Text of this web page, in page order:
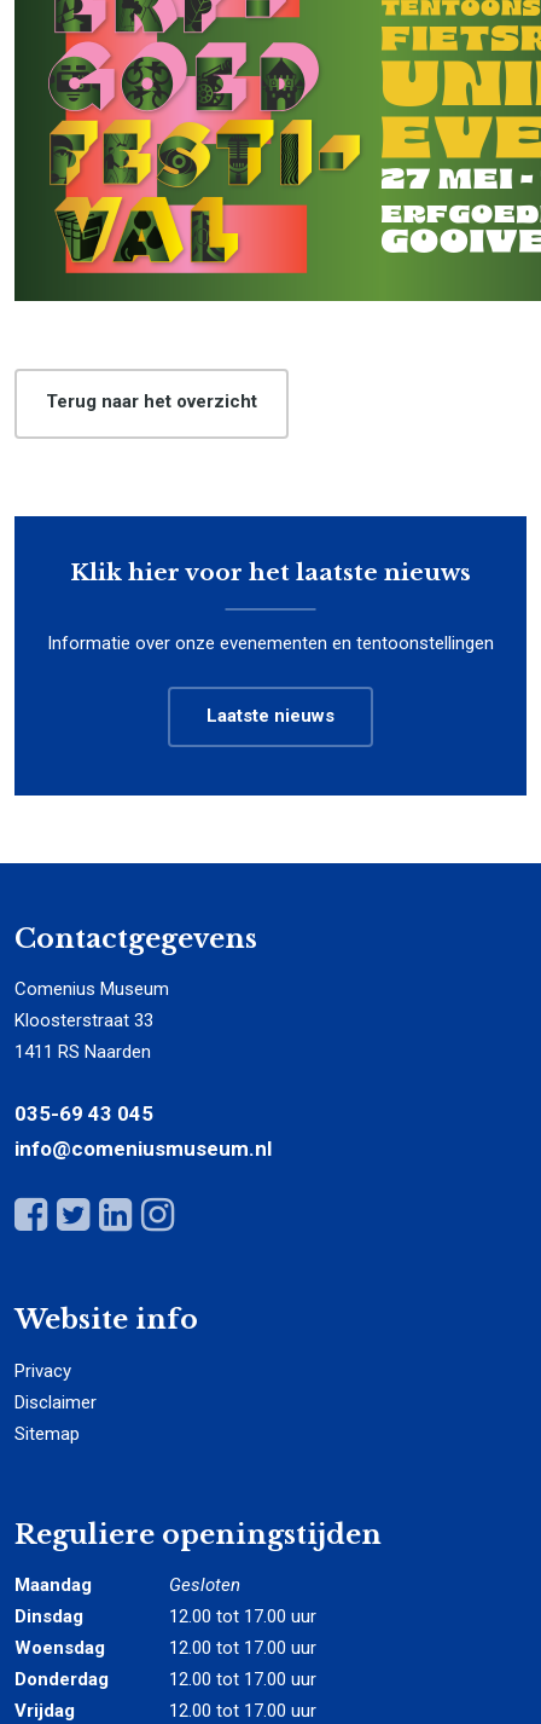
Terug naar het overzicht
Klik hier voor het laatste nieuws
Informatie over onze evenementen en tentoonstellingen
Laatste nieuws
Contactgegevens
Comenius Museum
Kloosterstraat 33
1411 RS Naarden
035-69 43 045
info@comeniusmuseum.nl
Website info
Privacy
Disclaimer
Sitemap
Reguliere openingstijden
Maandag
Gesloten
Dinsdag
12.00 tot 17.00 uur
Woensdag
12.00 tot 17.00 uur
Donderdag
12.00 tot 17.00 uur
Vrijdag
12.00 tot 17.00 uur